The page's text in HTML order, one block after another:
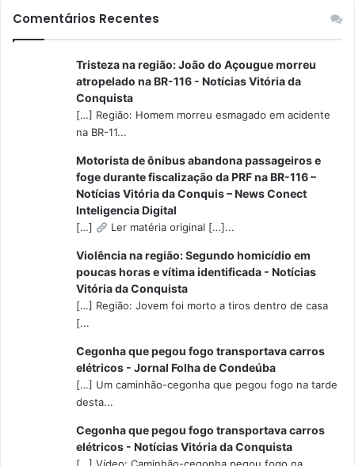
Comentários Recentes
Tristeza na região: João do Açougue morreu
atropelado na BR-116 - Notícias Vitória da
Conquista
[…] Região: Homem morreu esmagado em acidente
na BR-11...
Motorista de ônibus abandona passageiros e
foge durante fiscalização da PRF na BR-116 –
Notícias Vitória da Conquis – News Conect
Inteligencia Digital
[…] Ler matéria original […]...
Violência na região: Segundo homicídio em
poucas horas e vítima identificada - Notícias
Vitória da Conquista
[…] Região: Jovem foi morto a tiros dentro de casa
[...
Cegonha que pegou fogo transportava carros
elétricos - Jornal Folha de Condeúba
[…] Um caminhão-cegonha que pegou fogo na tarde
desta...
Cegonha que pegou fogo transportava carros
elétricos - Notícias Vitória da Conquista